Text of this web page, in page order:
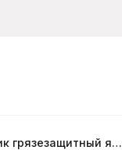
Коврик грязезащитный ячеистый Sunstep 50*80см толщина 1,6см